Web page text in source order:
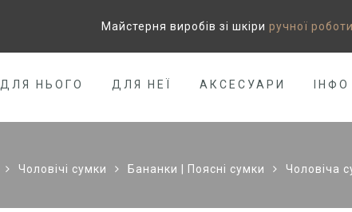
Майстерня виробів зі шкіри ручної роботи
ДЛЯ НЬОГО ДЛЯ НЕЇ АКСЕСУАРИ ІНФО
Чоловічі сумки Бананки | Поясні сумки Чоловіча